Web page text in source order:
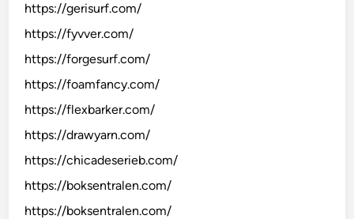
https://gerisurf.com/
https://fyvver.com/
https://forgesurf.com/
https://foamfancy.com/
https://flexbarker.com/
https://drawyarn.com/
https://chicadeserieb.com/
https://boksentralen.com/
https://boksentralen.com/